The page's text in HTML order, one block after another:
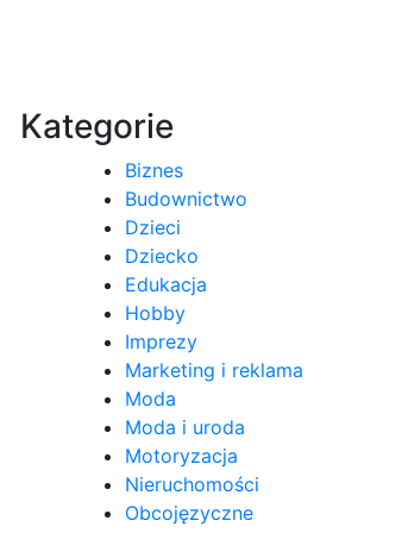
Kategorie
Biznes
Budownictwo
Dzieci
Dziecko
Edukacja
Hobby
Imprezy
Marketing i reklama
Moda
Moda i uroda
Motoryzacja
Nieruchomości
Obcojęzyczne